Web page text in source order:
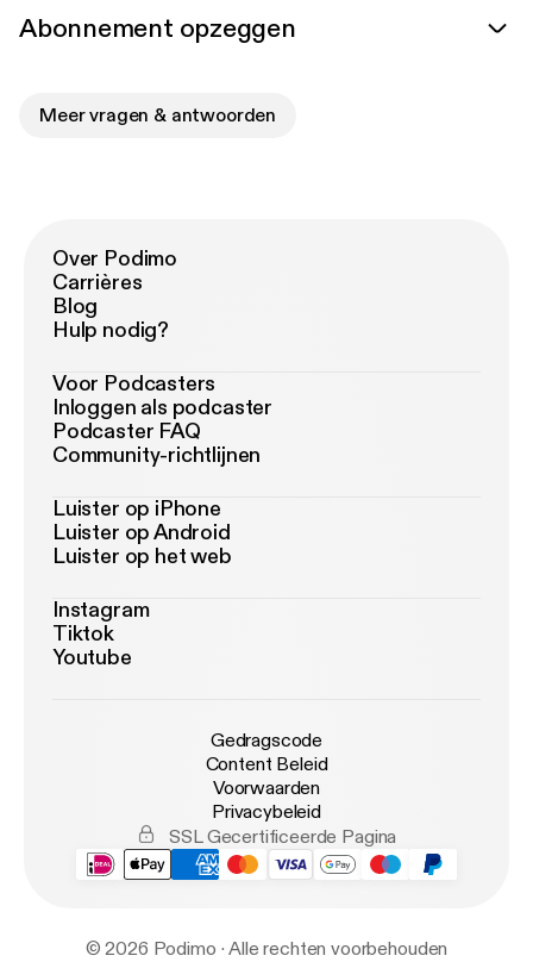
Abonnement opzeggen
Meer vragen & antwoorden
Over Podimo
Carrières
Blog
Hulp nodig?
Voor Podcasters
Inloggen als podcaster
Podcaster FAQ
Community-richtlijnen
Luister op iPhone
Luister op Android
Luister op het web
Instagram
Tiktok
Youtube
Gedragscode
Content Beleid
Voorwaarden
Privacybeleid
SSL Gecertificeerde Pagina
© 2026 Podimo · Alle rechten voorbehouden